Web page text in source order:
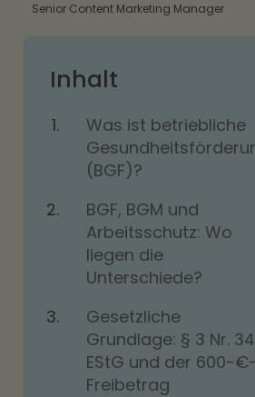
Senior Content Marketing Manager
Inhalt
Was ist betriebliche
(BGF)?
BGF, BGM und
Arbeitsschutz: Wo
liegen die
Unterschiede?
Gesetzliche
Grundlage: § 3 Nr. 34
EStG und der 600-€-
Freibetrag